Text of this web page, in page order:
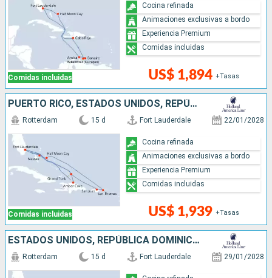
Comidas incluidas US$ 1,894 +Tasas
Cocina refinada
Animaciones exclusivas a bordo
Experiencia Premium
Comidas incluidas
PUERTO RICO, ESTADOS UNIDOS, REPÚBLICA DOMINICANA, BAHAMAS
Comidas incluidas
Rotterdam 15 d Fort Lauderdale 22/01/2028
US$ 1,939 +Tasas
Cocina refinada
Animaciones exclusivas a bordo
Experiencia Premium
Comidas incluidas
ESTADOS UNIDOS, REPÚBLICA DOMINICANA, PUERTO RICO, BAHAMAS
Rotterdam 15 d Fort Lauderdale 29/01/2028